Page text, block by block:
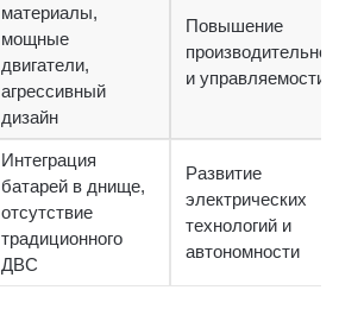
материалы,
мощные
двигатели,
агрессивный
дизайн
Повышение
и управляемости
Интеграция
батарей в днище,
отсутствие
традиционного
ДВС
Развитие
электрических
технологий и
автономности